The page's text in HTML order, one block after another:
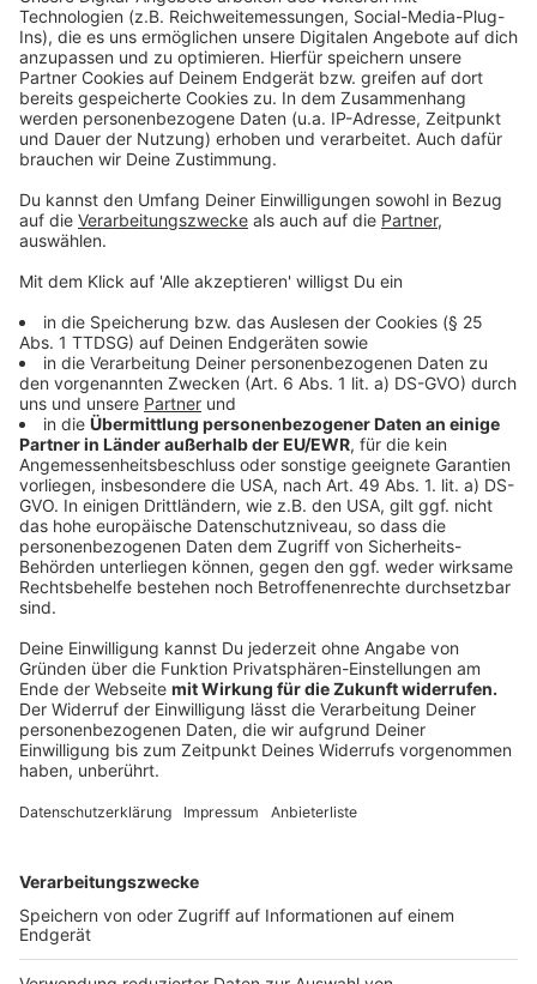
Zusätzlich sollen die Fußgänger:innen wieder mehr
Platz bekommen: Die Stadt möchte Schilder
aufstellen, die das Parken von Autos auf den
Gehwegen verhindern sollen. Außerdem sollen
Halteverbote in der Zukunft nicht mehr zeitlich
beschränkt gelten, sondern durchgehend, damit
Abfallwirtschaftsbetriebe jederzeit durch die Straßen
kommen.
Anzeige
Regelungen gelten voraussichtlich ab Juni
Anzeige
Im März sollen Anwohner:innen im Detail informiert
werden. Dabei können sie auch noch Anregungen
weitergeben. Außerdem sollen sie so genug Zeit
bekommen, rechtzeitig einen Bewohnerparkausweis
bei der Stadt zu beantragen. Ziel der Stadt ist es, die
neue Parkzone bis Ende Mai einzurichten, sodass die
neuen Regelungen voraussichtlich ab dem 1. Juni
gelten.
Der Rat der Stadt hatte 2024 das Integrierte
Parkraumkonzept beschlossen. Ein Teil davon ist auch
die Einrichtung zusätzlicher Bewohnerparkzonen. Alle
Anzeige